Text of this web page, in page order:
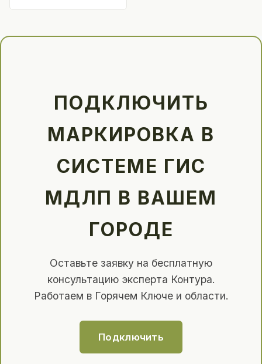
ПОДКЛЮЧИТЬ
МАРКИРОВКА В
СИСТЕМЕ ГИС
МДЛП В ВАШЕМ
ГОРОДЕ
Оставьте заявку на бесплатную
консультацию эксперта Контура.
Работаем в Горячем Ключе и области.
Подключить